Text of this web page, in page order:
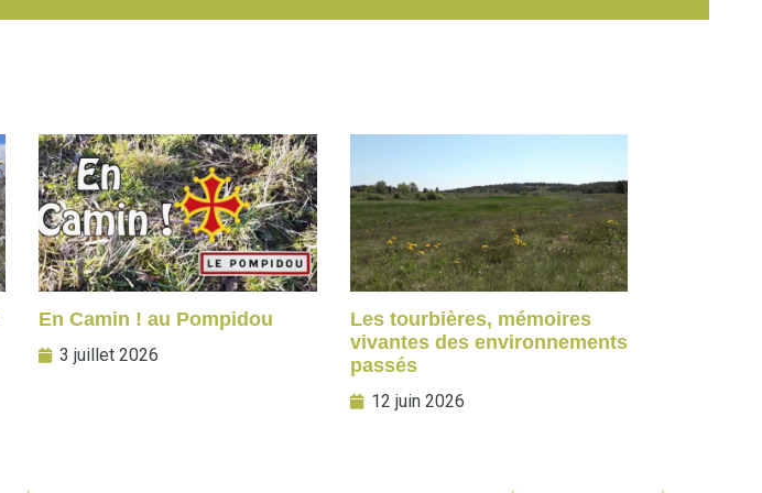
En Camin ! au Pompidou
3 juillet 2026
Les tourbières, mémoires
vivantes des environnements
passés
12 juin 2026